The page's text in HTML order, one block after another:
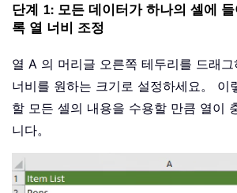
단계 1: 모든 데이터가 하나의 셀에
록 열 너비 조정
열 A 의 머리글 오른쪽 테두리를 드래
너비를 원하는 크기로 설정하세요。 이
할 모든 셀의 내용을 수용할 만큼 열이
니다。